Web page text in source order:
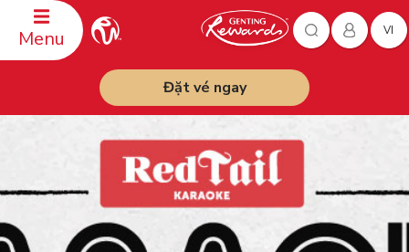
Menu VI
Đặt vé ngay